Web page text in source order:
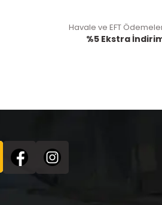
Havale ve EFT
%5 Ekstra